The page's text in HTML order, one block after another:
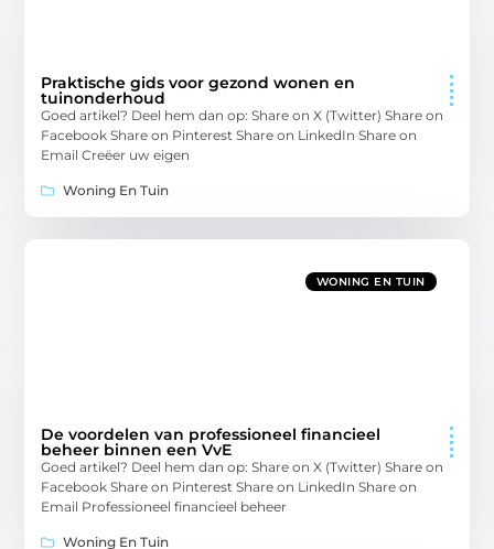
Praktische gids voor gezond wonen en
tuinonderhoud
Goed artikel? Deel hem dan op: Share on X (Twitter) Share on
Facebook Share on Pinterest Share on LinkedIn Share on
Email Creëer uw eigen
Woning En Tuin
WONING EN TUIN
De voordelen van professioneel financieel
beheer binnen een VvE
Goed artikel? Deel hem dan op: Share on X (Twitter) Share on
Facebook Share on Pinterest Share on LinkedIn Share on
Email Professioneel financieel beheer
Woning En Tuin